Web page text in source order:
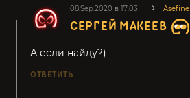
08.Sep.2020 в 17:03 Asefine
СЕРГЕЙ МАКЕЕВ
А если найду?)
ОТВЕТИТЬ